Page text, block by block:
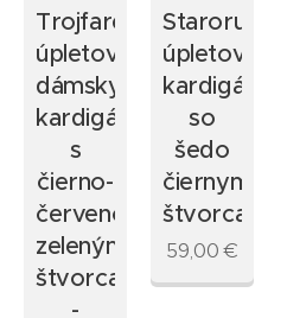
Trojfarebný
úpletový
dámsky
kardigán
s
čierno-
červeno-
zelenými
štvorcami
-
Staroružový
úpletový
kardigán
so
šedo
čiernymi
štvorcami
59,00€